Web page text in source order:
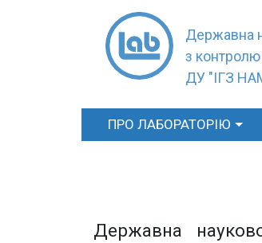
Державна
з контролю
ДУ "ІГЗ
ПРО ЛАБОРАТОРІЮ
Державна